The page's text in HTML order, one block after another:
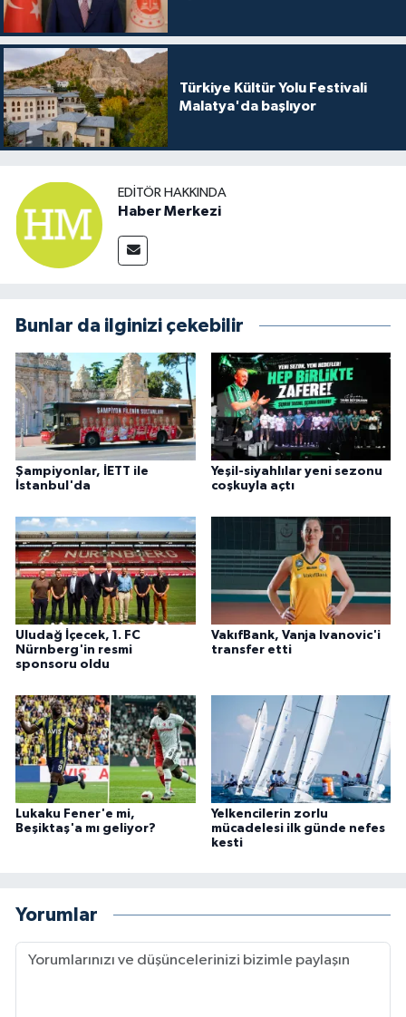
Türkiye Kültür Yolu Festivali
Malatya'da başlıyor
EDITÖR HAKKINDA
Haber Merkezi
Bunlar da ilginizi çekebilir
Şampiyonlar, İETT ile
İstanbul'da
Yeşil-siyahlılar yeni sezonu
coşkuyla açtı
Uludağ İçecek, 1. FC
Nürnberg'in resmi
sponsoru oldu
VakıfBank, Vanja Ivanovic'i
transfer etti
Lukaku Fener'e mi,
Beşiktaş'a mı geliyor?
Yelkencilerin zorlu
mücadelesi ilk günde nefes
kesti
Yorumlar